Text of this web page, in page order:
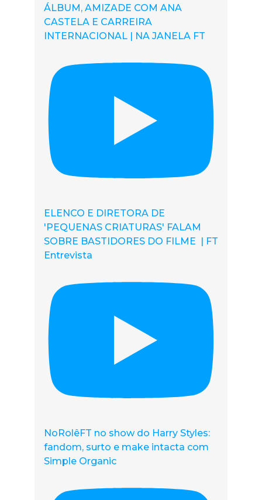
ÁLBUM, AMIZADE COM ANA
CASTELA E CARREIRA
INTERNACIONAL | NA JANELA FT
ELENCO E DIRETORA DE
'PEQUENAS CRIATURAS' FALAM
SOBRE BASTIDORES DO FILME | FT
Entrevista
NoRolêFT no show do Harry Styles:
fandom, surto e make intacta com
Simple Organic